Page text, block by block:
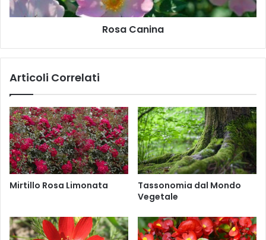
i
n
Rosa Canina
Articoli Correlati
Mirtillo Rosa Limonata
Tassonomia dal Mondo
Vegetale